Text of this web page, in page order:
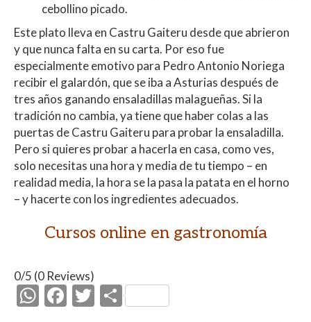
cebollino picado.
Este plato lleva en Castru Gaiteru desde que abrieron
y que nunca falta en su carta. Por eso fue
especialmente emotivo para Pedro Antonio Noriega
recibir el galardón, que se iba a Asturias después de
tres años ganando ensaladillas malagueñas. Si la
tradición no cambia, ya tiene que haber colas a las
puertas de Castru Gaiteru para probar la ensaladilla.
Pero si quieres probar a hacerla en casa, como ves,
solo necesitas una hora y media de tu tiempo – en
realidad media, la hora se la pasa la patata en el horno
– y hacerte con los ingredientes adecuados.
Cursos online en gastronomía
0/5 (0 Reviews)
W F
T C